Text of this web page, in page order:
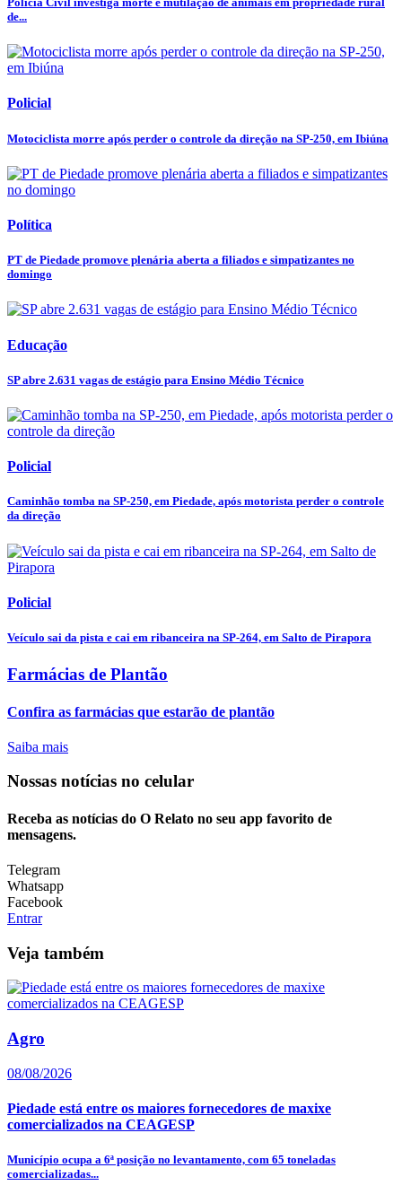
de...
Policial
Motociclista morre após perder o controle da direção na SP-250, em Ibiúna
Política
PT de Piedade promove plenária aberta a filiados e simpatizantes no
domingo
Educação
SP abre 2.631 vagas de estágio para Ensino Médio Técnico
Policial
Caminhão tomba na SP-250, em Piedade, após motorista perder o controle
da direção
Policial
Veículo sai da pista e cai em ribanceira na SP-264, em Salto de Pirapora
Farmácias de Plantão
Confira as farmácias que estarão de plantão
Saiba mais
Nossas notícias no celular
Receba as notícias do O Relato no seu app favorito de
mensagens.
Telegram
Whatsapp
Facebook
Entrar
Veja também
Agro
08/08/2026
Piedade está entre os maiores fornecedores de maxixe
comercializados na CEAGESP
Município ocupa a 6ª posição no levantamento, com 65 toneladas
comercializadas...